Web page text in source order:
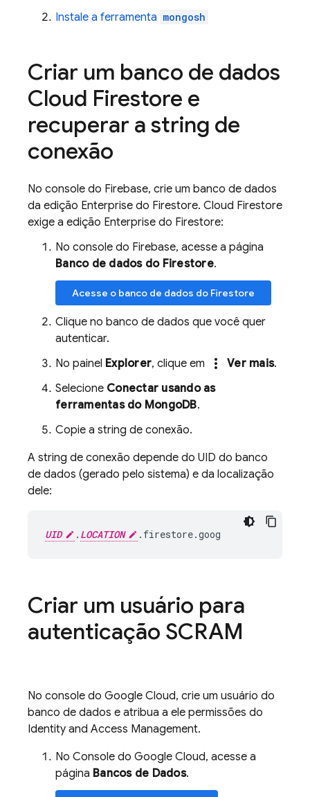
Instale a ferramenta mongosh
Criar um banco de dados
Cloud Firestore e
recuperar a string de
conexão
No console do Firebase, crie um banco de dados
da edição Enterprise do Firestore. Cloud Firestore
exige a edição Enterprise do Firestore:
No console do Firebase, acesse a página
Banco de dados do Firestore.
Acesse o banco de dados do Firestore
Clique no banco de dados que você quer
autenticar.
No painel Explorer, clique em more_vert Ver mais.
Selecione Conectar usando as
ferramentas do MongoDB.
Copie a string de conexão.
A string de conexão depende do UID do banco
de dados (gerado pelo sistema) e da localização
dele:
UID . LOCATION .firestore.goog
Criar um usuário para
autenticação SCRAM
No console do Google Cloud, crie um usuário do
banco de dados e atribua a ele permissões do
Identity and Access Management.
No Console do Google Cloud, acesse a
página Bancos de Dados.